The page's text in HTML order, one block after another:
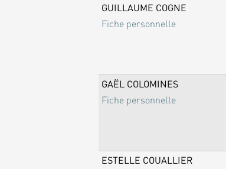
GUILLAUME COGNE
Fiche personnelle
GAËL COLOMINES
Fiche personnelle
ESTELLE COUALLIER